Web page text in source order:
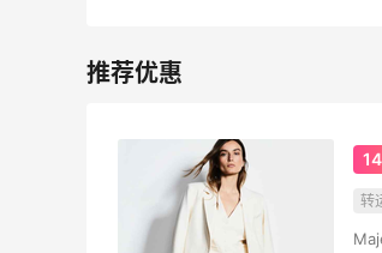
转
闪购买李若桃酸奶，2杯
08月08日